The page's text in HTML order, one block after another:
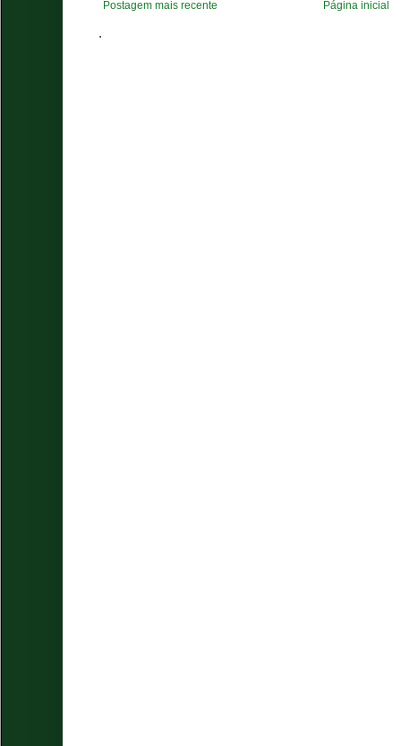
Postagem mais recente Página inicial
.